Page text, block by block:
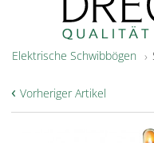
Elektrische Schwibbögen
‹ Vorheriger Artikel